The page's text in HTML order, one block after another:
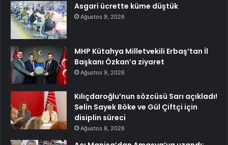
Asgari ücrette küme düştük
Ağustos 9, 2026
MHP Kütahya Milletvekili Erbaş’tan İl
Başkanı Özkan’a ziyaret
Ağustos 9, 2026
Kılıçdaroğlu’nun sözcüsü Sarı açıkladı!
Selin Sayek Böke ve Gül Çiftçi için
disiplin süreci
Ağustos 8, 2026